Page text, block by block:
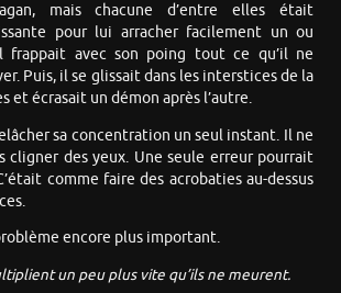
mais chacune d’entre elles était
pour lui arracher facilement un ou
frappait avec son poing tout ce qu’il ne
Puis, il se glissait dans les interstices de la
et écrasait un démon après l’autre.
sa concentration un seul instant. Il ne
cligner des yeux. Une seule erreur pourrait
comme faire des acrobaties au-dessus
encore plus important.
un peu plus vite qu’ils ne meurent.